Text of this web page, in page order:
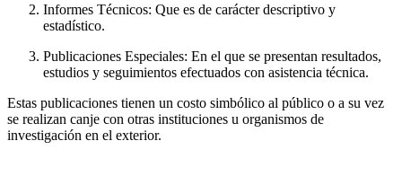
Informes Técnicos: Que es de carácter descriptivo y
estadístico.
Publicaciones Especiales: En el que se presentan resultados,
estudios y seguimientos efectuados con asistencia técnica.
Estas publicaciones tienen un costo simbólico al público o a su vez
se realizan canje con otras instituciones u organismos de
investigación en el exterior.